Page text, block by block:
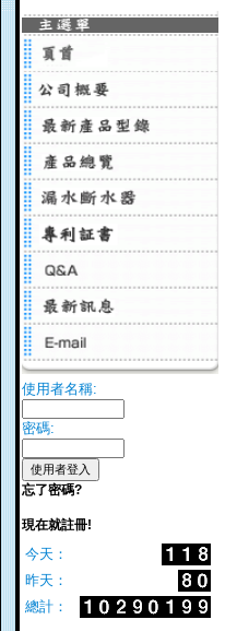
使用者名稱:
密碼:
忘了密碼?
現在就註冊!
今天：
昨天：
總計：